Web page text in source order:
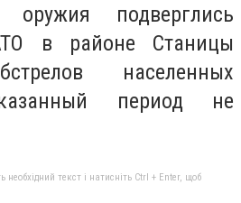
оружия подверглись
в районе Станицы
населенных
период не
текст і натисніть Ctrl + Enter, щоб